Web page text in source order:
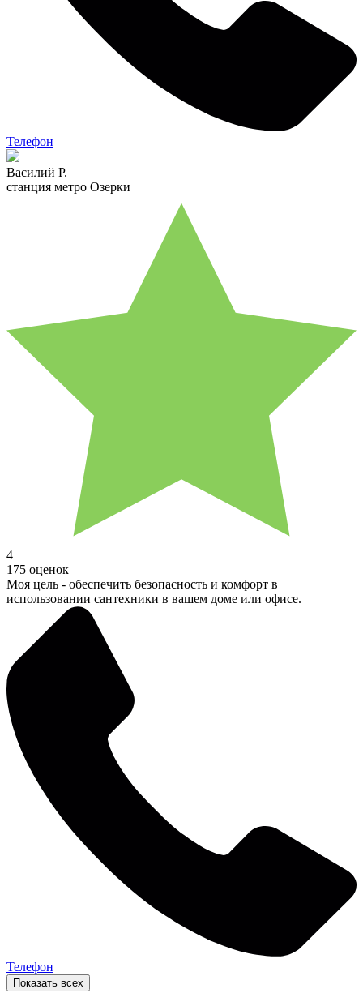
Телефон
Василий Р.
станция метро Озерки
4
175 оценок
Моя цель - обеспечить безопасность и комфорт в
использовании сантехники в вашем доме или офисе.
Телефон
Показать всех